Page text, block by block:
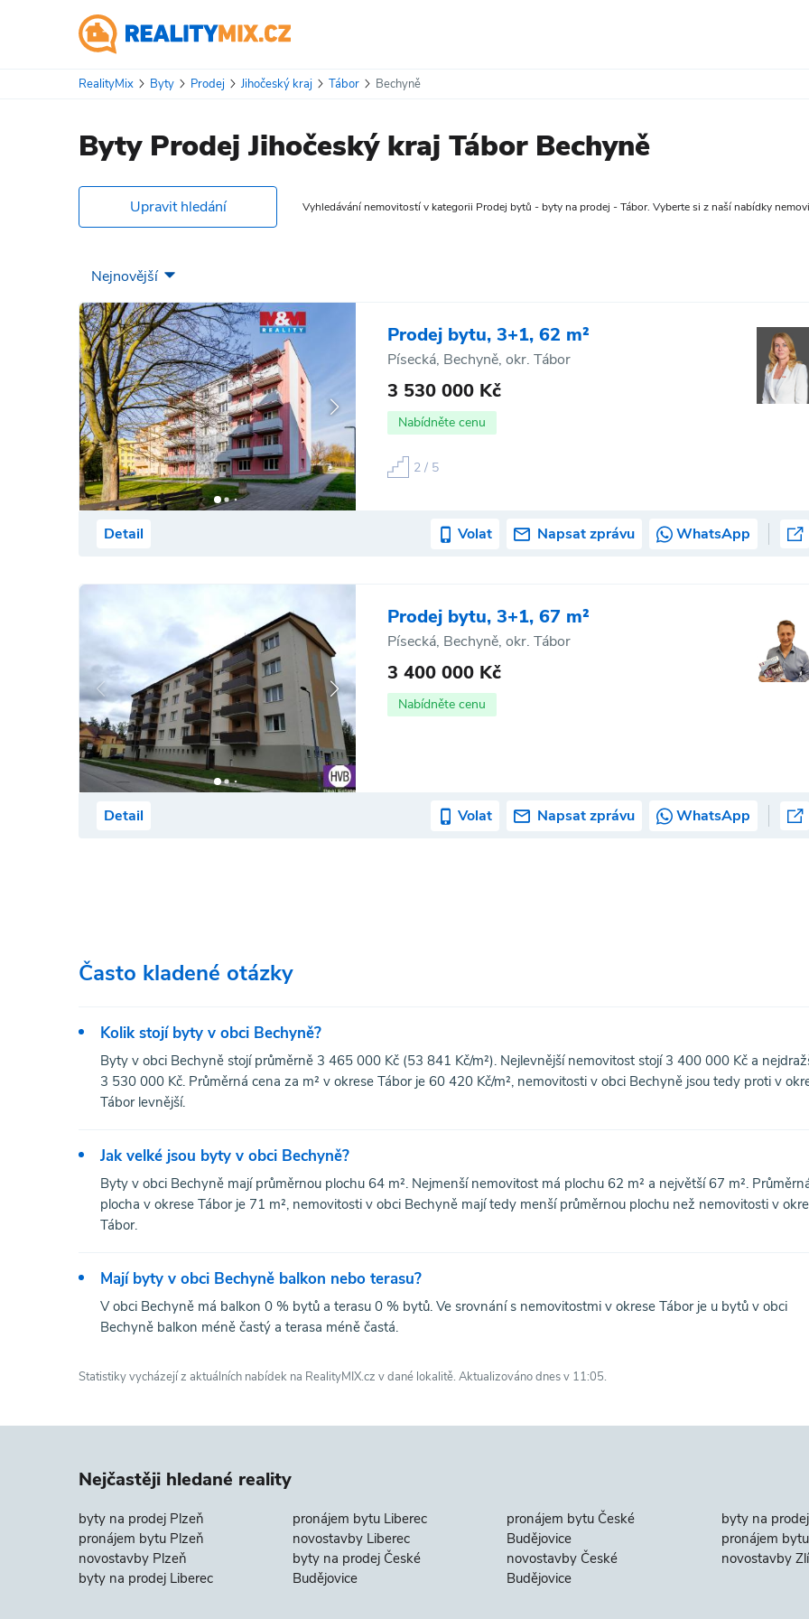
RealityMix Byty Prodej Jihočeský kraj Tábor Bechyně
Byty Prodej Jihočeský kraj Tábor Bechyně
Upravit hledání Vyhledávání nemovitostí v kategorii Prodej bytů - byty na prodej - Tábor. Vyberte si z naší nabídky
Prodej bytu, 3+1, 62 m²
Písecká, Bechyně, okr. Tábor
3 530 000 Kč
Nabídněte cenu
2 / 5
Detail Volat Napsat zprávu WhatsApp
Prodej bytu, 3+1, 67 m²
Písecká, Bechyně, okr. Tábor
3 400 000 Kč
Nabídněte cenu
Detail Volat Napsat zprávu WhatsApp
Často kladené otázky
Kolik stojí byty v obci Bechyně?
Byty v obci Bechyně stojí průměrně 3 465 000 Kč (53 841 Kč/m²). Nejlevnější nemovitost stojí 3 400 000 Kč a
3 530 000 Kč. Průměrná cena za m² v okrese Tábor je 60 420 Kč/m², nemovitosti v obci Bechyně jsou tedy proti v
Tábor levnější.
Jak velké jsou byty v obci Bechyně?
Byty v obci Bechyně mají průměrnou plochu 64 m². Nejmenší nemovitost má plochu 62 m² a největší 67 m².
plocha v okrese Tábor je 71 m², nemovitosti v obci Bechyně mají tedy menší průměrnou plochu než nemovitosti v
Tábor.
Mají byty v obci Bechyně balkon nebo terasu?
V obci Bechyně má balkon 0 % bytů a terasu 0 % bytů. Ve srovnání s nemovitostmi v okrese Tábor je u bytů v obci
Bechyně balkon méně častý a terasa méně častá.
Statistiky vycházejí z aktuálních nabídek na RealityMIX.cz v dané lokalitě. Aktualizováno dnes v 11:05.
Nejčastěji hledané reality
byty na prodej Plzeň
pronájem bytu Plzeň
novostavby Plzeň
byty na prodej Liberec
pronájem bytu Liberec
novostavby Liberec
byty na prodej České
Budějovice
pronájem bytu České
Budějovice
novostavby České
Budějovice
byty na
pronájem
novostavby